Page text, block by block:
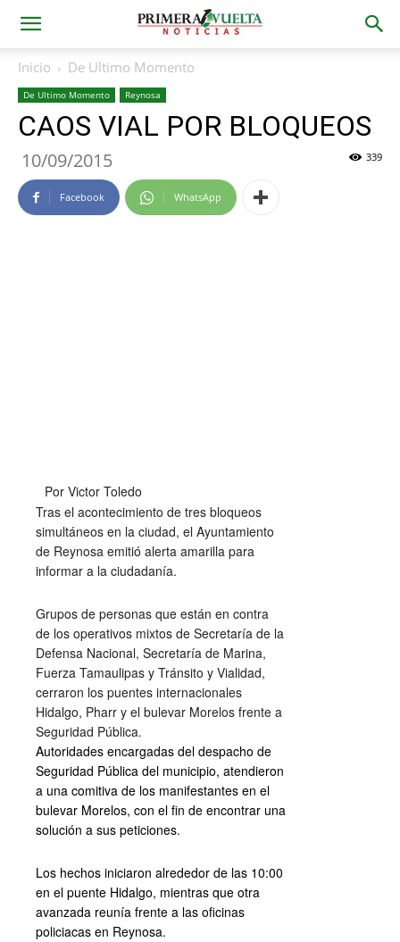
Inicio De Ultimo Momento
De Ultimo Momento Reynosa
CAOS VIAL POR BLOQUEOS
10/09/2015 339
Facebook WhatsApp
Por Victor Toledo
Tras el acontecimiento de tres bloqueos
simultáneos en la ciudad, el Ayuntamiento
de Reynosa emitió alerta amarilla para
informar a la ciudadanía.
Grupos de personas que están en contra
de los operativos mixtos de Secretaría de la
Defensa Nacional, Secretaría de Marina,
Fuerza Tamaulipas y Tránsito y Vialidad,
cerraron los puentes internacionales
Hidalgo, Pharr y el bulevar Morelos frente a
Seguridad Pública.
Autoridades encargadas del despacho de
Seguridad Pública del municipio, atendieron
a una comitiva de los manifestantes en el
bulevar Morelos, con el fin de encontrar una
solución a sus peticiones.
Los hechos iniciaron alrededor de las 10:00
en el puente Hidalgo, mientras que otra
avanzada reunía frente a las oficinas
policiacas en Reynosa.